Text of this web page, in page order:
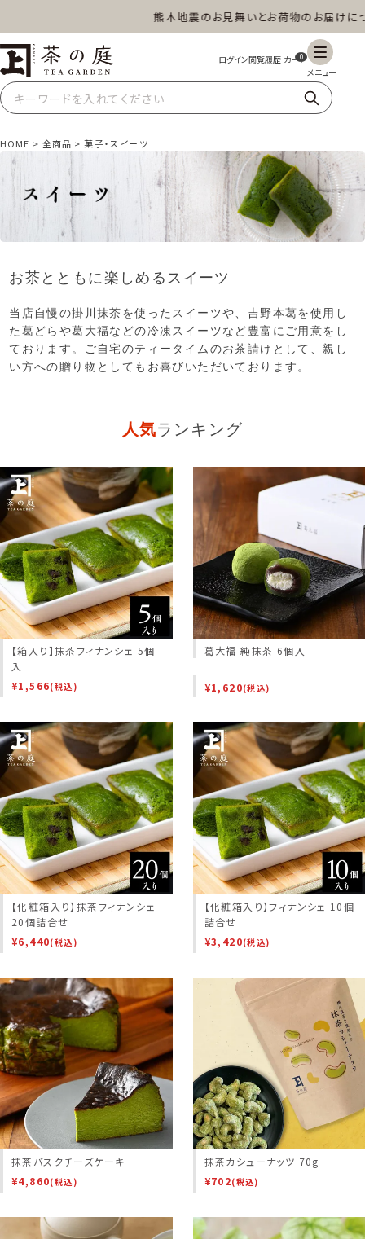
熊本地震のお見舞いとお荷物のお届けについて
茶の庭オンラインショップ 0
ギフト 特上高級茶 深蒸し茶 水出し茶
スイーツ 雑貨 業務用 商品一覧
HOME 全商品 菓子・スイーツ
お茶とともに楽しめるスイーツ
当店自慢の掛川抹茶を使ったスイーツや、吉野本葛を使用し
た葛どらや葛大福などの冷凍スイーツなど豊富にご用意をし
ております。ご自宅のティータイムのお茶請けとして、親し
い方への贈り物としてもお喜びいただいております。
人気ランキング
【箱入り】抹茶フィナンシェ 5個
入
¥1,566(税込)
葛大福 純抹茶 6個入
¥1,620(税込)
【化粧箱入り】抹茶フィナンシェ
20個詰合せ
¥6,440(税込)
【化粧箱入り】フィナンシェ 10個
詰合せ
¥3,420(税込)
抹茶バスクチーズケーキ
¥4,860(税込)
抹茶カシューナッツ 70g
¥702(税込)